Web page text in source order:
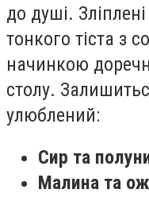
до душі.
тонкого тіста з
начинкою
столу.
улюблений:
Сир та
Малина та